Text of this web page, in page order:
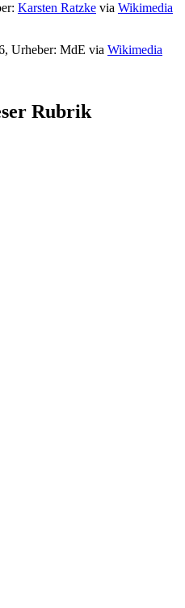
Karsten Ratzke via Wikimedia
Urheber: MdE via Wikimedia
Rubrik